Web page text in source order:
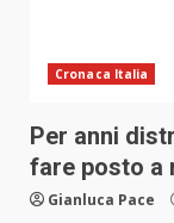
Cronaca Italia
Per anni
fare posto a
Gianluca Pace